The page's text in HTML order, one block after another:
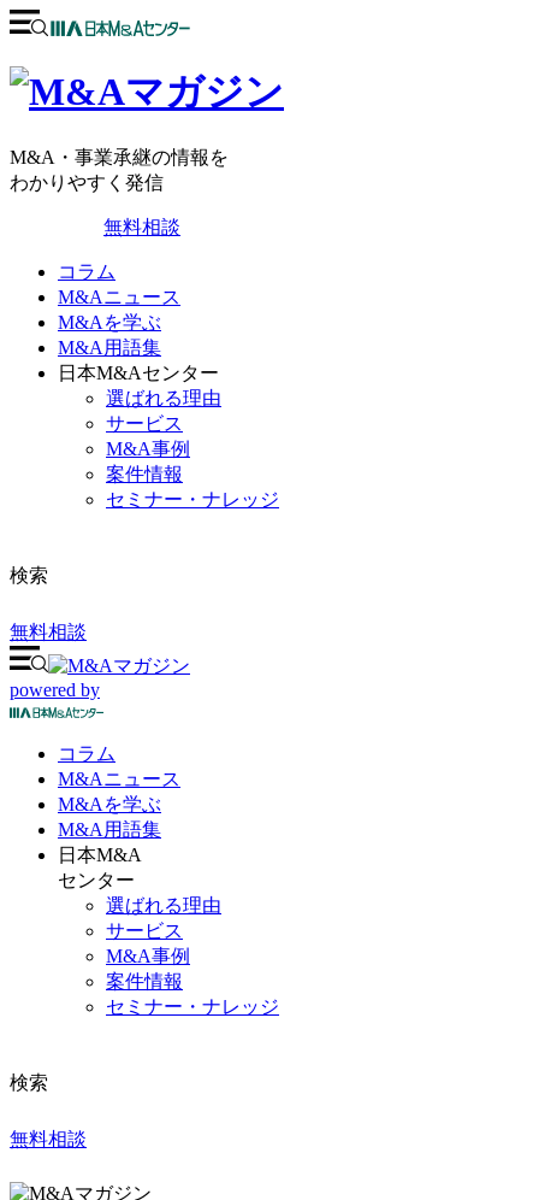
M&A・事業承継の情報を
わかりやすく発信
無料相談
コラム
M&Aニュース
M&Aを学ぶ
M&A用語集
日本M&Aセンター
選ばれる理由
サービス
M&A事例
案件情報
セミナー・ナレッジ
検索
無料相談
powered by
コラム
M&Aニュース
M&Aを学ぶ
M&A 用語集
日本M&A
センター
選ばれる理由
サービス
M&A事例
案件情報
セミナー・ナレッジ
検索
無料相談